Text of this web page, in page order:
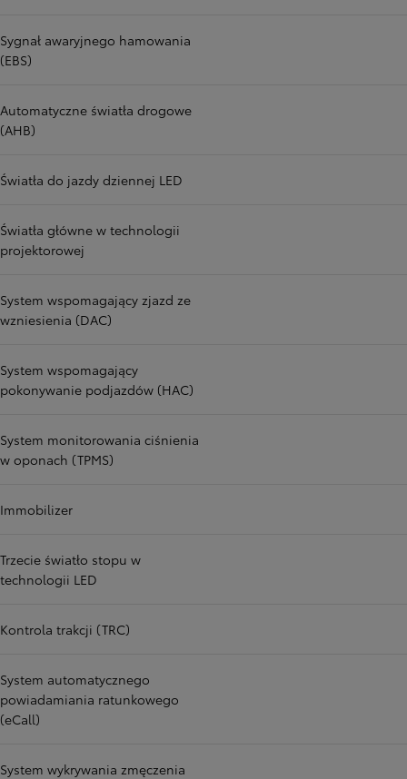
Sygnał awaryjnego hamowania
(EBS)
Automatyczne światła drogowe
(AHB)
Światła do jazdy dziennej LED
Światła główne w technologii
projektorowej
System wspomagający zjazd ze
wzniesienia (DAC)
System wspomagający
pokonywanie podjazdów (HAC)
System monitorowania ciśnienia
w oponach (TPMS)
Immobilizer
Trzecie światło stopu w
technologii LED
Kontrola trakcji (TRC)
System automatycznego
powiadamiania ratunkowego
(eCall)
System wykrywania zmęczenia